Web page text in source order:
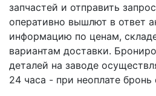
запчастей и отправить
оперативно вышлют в ответ
информацию по ценам,
вариантам доставки.
деталей на заводе
24 часа - при неоплате бронь